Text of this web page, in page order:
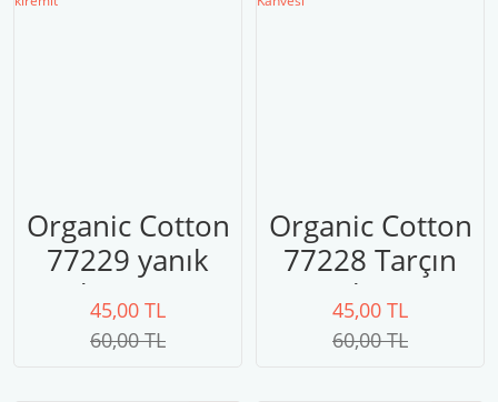
Organic Cotton
77229 yanık
kiremit
45,00 TL
60,00 TL
Organic Cotton
77228 Tarçın
Kahvesi
45,00 TL
60,00 TL